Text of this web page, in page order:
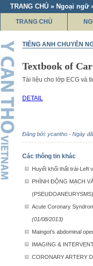
TRANG CHỦ » Ngoại
TRANG CHỦ
TIẾNG ANH CHUYÊN
Textbook of
Tài liệu cho lớp ECG và
DETAIL
Đăng bởi: ycantho - Ngày
Các thông tin khác
Huyết khối thất trái-Left
PHÌNH ĐỘNG MẠCH
(PSEUDOANEURYSMS)
Acute Coronary
(01/08/2013)
Maingot’s abdominal
IMAGING &
CORONARY ARTERY